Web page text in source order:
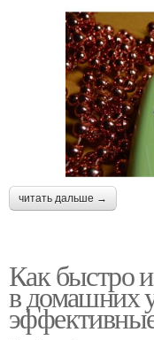
читать дальше →
Как быстро
в домашних